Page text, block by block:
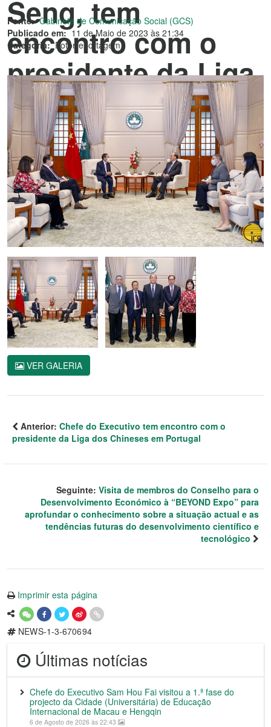
Seng, tem
encontro com o
presidente da Liga
dos Chineses em
Portugal, Chow Y
Ping.
Fonte: Gabinete de Comunicação Social (GCS)
Publicado em: 11 de Maio de 2023 às 21:34
Categoria: Fotorreportagem
VER GALERIA
Anterior: Chefe do Executivo tem encontro com o
presidente da Liga dos Chineses em Portugal
Seguinte: Visita de membros do Conselho para o
Desenvolvimento Económico à “BEYOND Expo” para
aprofundar o conhecimento sobre a situação actual e as
tendências futuras do desenvolvimento científico e
tecnológico
Imprimir esta página
NEWS-1-3-670694
Últimas notícias
Chefe do Executivo Sam Hou Fai visitou a 1.ª fase do
projecto da Cidade (Universitária) de Educação
Internacional de Macau e Hengqin
6 de Agosto de 2026 às 22:43